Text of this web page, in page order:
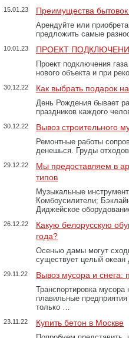
15.01.23 Преимущества
Арендуйте или
предложить самые
10.01.23 ПРОЕКТ
Проект подключения
нового объекта и при
30.12.22 Как выбрать подарок
День Рождения бывает
праздников каждого
30.12.22 Вывоз строительного
Ремонтные работы
денешься. Груды
29.12.22
Мы предоставляем в
типов
Музыкальные
Комбоусилители;
Диджейское
26.12.22
Какую белорусскую
года?
Осенью дамы могут
существует целый
29.11.22 Вывоз мусора и
Транспортировка
плавильные
только …
23.11.22 Купить бетон в Москве